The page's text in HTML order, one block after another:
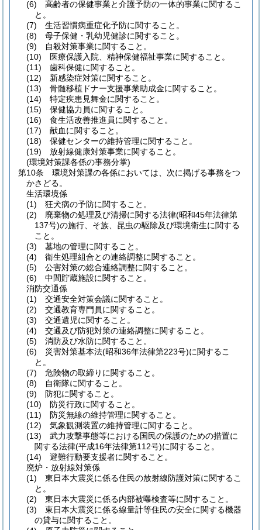
(6) 高齢者の保健事業と介護予防の一体的事業に関するこ
と。
(7) 生活習慣病重症化予防に関すること。
(8) 母子保健・乳幼児健診に関すること。
(9) 自殺対策事業に関すること。
(10) 医療保護入院、精神保健福祉事業に関すること。
(11) 歯科保健に関すること。
(12) 新感染症対策に関すること。
(13) 骨髄移植ドナー支援事業助成金に関すること。
(14) 特定疾患見舞金に関すること。
(15) 保健協力員に関すること。
(16) 食生活改善推進員に関すること。
(17) 献血に関すること。
(18) 保健センターの維持管理に関すること。
(19) 放射線健康対策事業に関すること。
(環境対策課各係の事務分掌)
第10条
環境対策課の各係においては、次に掲げる事務をつ
かさどる。
生活環境係
(1) 狂犬病の予防に関すること。
(2) 廃棄物の処理及び清掃に関する法律(昭和45年法律第
137号)の施行、そ族、昆虫の駆除及び環境衛生に関する
こと。
(3) 墓地の管理に関すること。
(4) 衛生処理組合との連絡調整に関すること。
(5) 公害対策の総合連絡調整に関すること。
(6) 中間貯蔵施設に関すること。
消防交通係
(1) 交通安全対策会議に関すること。
(2) 交通教育専門員に関すること。
(3) 交通遺児に関すること。
(4) 交通及び防犯対策の連絡調整に関すること。
(5) 消防及び水防に関すること。
(6) 災害対策基本法(昭和36年法律第223号)に関するこ
と。
(7) 危険物の取締りに関すること。
(8) 自衛隊に関すること。
(9) 防犯に関すること。
(10) 防災行政に関すること。
(11) 防災無線の維持管理に関すること。
(12) 気象観測装置の維持管理に関すること。
(13) 武力攻撃事態等における国民の保護のための措置に
関する法律(平成16年法律第112号)に関すること。
(14) 避難行動要支援者に関すること。
廃炉・放射線対策係
(1) 東日本大震災に係る住民の放射線防護対策に関するこ
と。
(2) 東日本大震災に係る内部被曝検査等に関すること。
(3) 東日本大震災に係る線量計等住民の安全に関する機器
の貸与に関すること。